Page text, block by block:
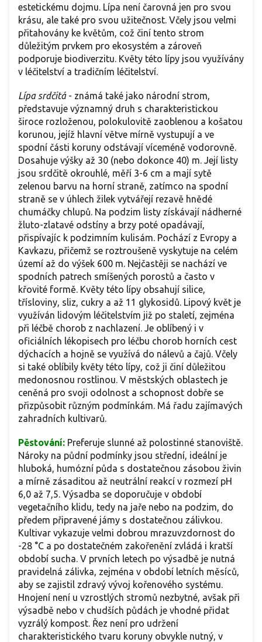
estetickému dojmu. Lípa není čarovná jen pro svou
krásu, ale také pro svou užitečnost. Včely jsou velmi
přitahovány ke květům, což činí tento strom
důležitým prvkem pro ekosystém a zároveň
podporuje biodiverzitu. Květy této lípy jsou využívány
v léčitelství a tradičním léčitelství.
Lípa srdčitá- známá také jako národní strom,
představuje významný druh s charakteristickou
široce rozloženou, polokulovitě zaoblenou a košatou
korunou, jejíž hlavní větve mírně vystupují a ve
spodní části koruny odstávají víceméně vodorovně.
Dosahuje výšky až 30 (nebo dokonce 40) m. Její listy
jsou srdčitě okrouhlé, měří 3-6 cm a mají sytě
zelenou barvu na horní straně, zatímco na spodní
straně se v úhlech žilek vytvářejí rezavě hnědé
chumáčky chlupů. Na podzim listy získávají nádherné
žluto-zlatavé odstíny a brzy poté opadávají,
přispívajíc k podzimním kulisám. Pochází z Evropy a
Kavkazu, přičemž se roztroušeně vyskytuje na celém
území až do výšek 600 m. Nejčastěji se nachází ve
spodních patrech smíšených porostů a často v
křovité formě. Květy této lípy obsahují silice,
třísloviny, sliz, cukry a až 11 glykosidů. Lipový květ je
využíván lidovým léčitelstvím již po staletí, zejména
při léčbě chorob z nachlazení. Je oblíbený i v
oficiálních lékopisech pro léčbu chorob horních cest
dýchacích a hojně se využívá do nálevů a čajů. Včely
si také oblíbily květy této lípy, což ji činí důležitou
medonosnou rostlinou. V městských oblastech je
ceněná pro svoji odolnost a schopnost dobře se
přizpůsobit různým podmínkám. Má řadu zajímavých
zahradních kultivarů.
Pěstování: Preferuje slunné až polostinné stanoviště.
Nároky na půdní podmínky jsou střední, ideální je
hluboká, humózní půda s dostatečnou zásobou živin
a mírně zásaditou až neutrální reakcí v rozmezí pH
6,0 až 7,5. Výsadba se doporučuje v období
vegetačního klidu, tedy na jaře nebo na podzim, do
předem připravené jámy s dostatečnou zálivkou.
Kultivar vykazuje velmi dobrou mrazuvzdornost do
-28 °C a po dostatečném zakořenění zvládá i kratší
období sucha. V prvních letech po výsadbě je nutná
pravidelná zálivka, zejména v období letních měsíců,
aby se zajistil zdravý vývoj kořenového systému.
Hnojení není u vzrostlých stromů nezbytné, avšak při
výsadbě nebo v chudších půdách je vhodné přidat
vyzrálý kompost. Řez není pro udržení
charakteristického tvaru koruny obvykle nutný, v